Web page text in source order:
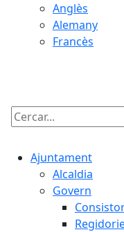
Anglès
Alemany
Francès
Cercar:
Ajuntament
Alcaldia
Govern